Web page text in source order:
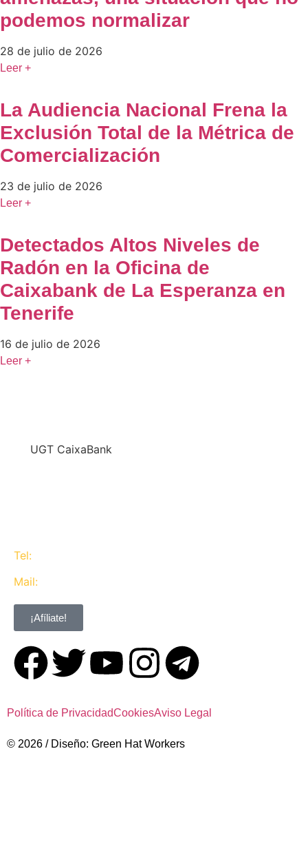
podemos normalizar
28 de julio de 2026
Leer +
La Audiencia Nacional Frena la
Exclusión Total de la Métrica de
Comercialización
23 de julio de 2026
Leer +
Detectados Altos Niveles de
Radón en la Oficina de
Caixabank de La Esperanza en
Tenerife
16 de julio de 2026
Leer +
UGT CaixaBank
Tel:
Mail:
¡Afíliate!
Política de PrivacidadCookiesAviso Legal
© 2026 / Diseño: Green Hat Workers